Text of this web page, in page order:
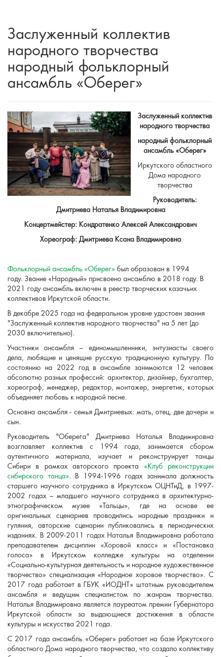
Заслуженный коллектив
народного творчества
народный фольклорный
ансамбль «Оберег»
Заслуженный коллектив
народного творчества
народный фольклорный
ансамбль «Оберег»
Иркутского областного
Дома народного
творчества
Руководитель:
Дмитриева Наталья Владимировна
Концертмейстер: Кондратенко Алексей Александрович
Хореограф: Дмитриева Ксана Владимировна
Фольклорный ансамбль «Оберег» был образован в 1994
году. Звание «Народный» присвоено ансамблю в 2018 году. В
2021 году ансамбль включен в реестр творческих казачьих
коллективов Иркутской области.
В декабре 2025 года на федеральном уровне удостоен звания
"Заслуженный коллектив народного творчества" на 5 лет (до
2030 включительно).
Участники ансамбля – единомышленники, энтузиасты своего
дела, любящие и ценящие русскую традиционную культуру. По
состоянию на 2022 год в ансамбле занимаются 12 человек
абсолютно разных профессий: архитектор, дизайнер, бухгалтер,
хореограф, менеджер, редактор, монтажер, энергетик, которых
объединяет любовь к народной песне.
Основна ансамбля - семья Дмитриевых: мать, отец, две дочери и
сын.
Руководитель "Оберега" Дмитриева Наталья Владимировна
возглавляет коллектив с 1994 года, занимается сбором
аутентичного материала, изучает и реконструирует танцы
Сибири в рамках авторского проекта «Клуб реконструкции
сибирского танца». В 1994-1996 годах занимала должность
старшего научного сотрудника в Иркутском ОЦНТиД, в 1997-
2002 годах – младшего научного сотрудника в архитектурно-
этнографическом музее «Тальцы», где на основе ее
оригинальных сценариев проводились народные праздники и
гуляния, авторские сценарии публиковались в периодических
изданиях. В 2009-2011 годах Наталья Владимировна работала
преподавателем дисциплин «Хоровой класс» и «Постановка
голоса» в Иркутском колледже культуры на отделении
«Социально-культурная деятельность и народное художественное
творчество» специализация «Народное хоровое творчество». С
2017 года работает в ГБУК «ИОДНТ» штатным руководителем
ансамбля и ведущим специалистом по жанрам творчества.
Наталья Владимировна является лауреатом премии Губернатора
Иркутской области за выдающиеся достижения в области
культуры и искусства 2021 года.
С 2017 года ансамбль «Оберег» работает на базе Иркутского
областного Дома народного творчества, что создало коллективу